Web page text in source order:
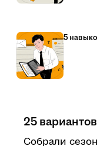
5
25
Собрали